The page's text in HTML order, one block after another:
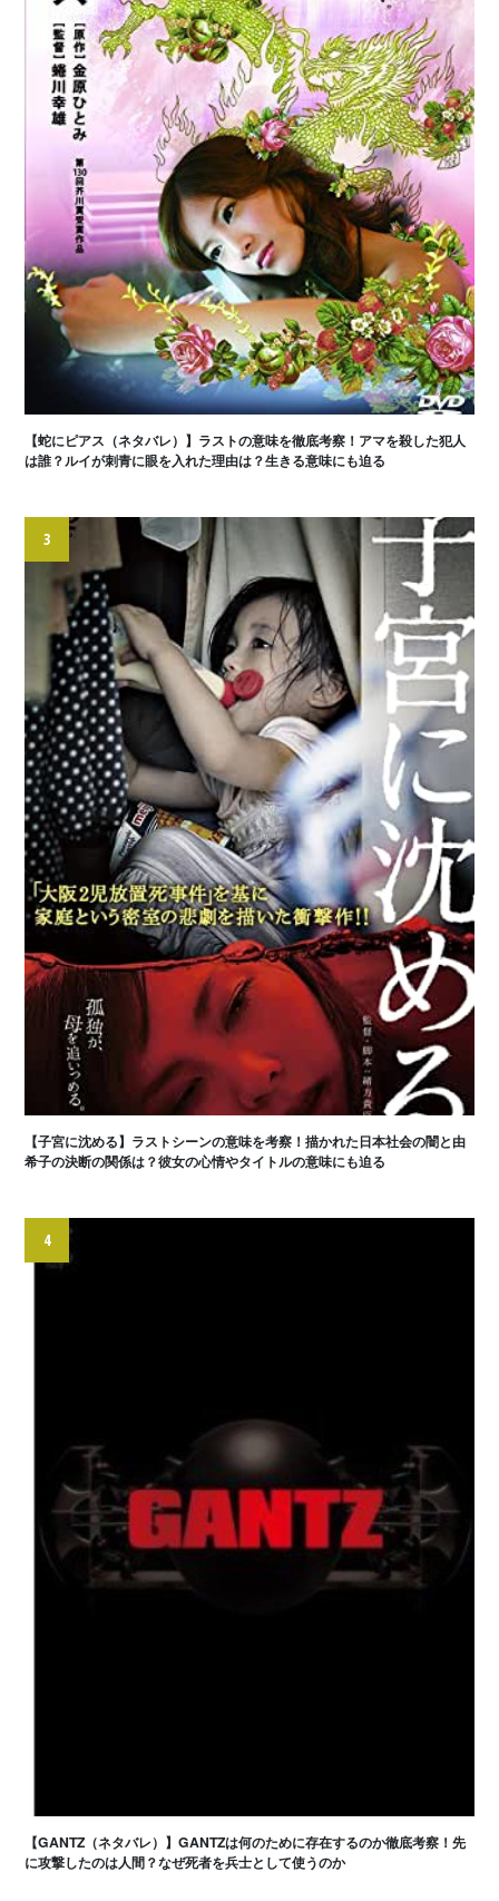
【蛇にピアス（ネタバレ）】ラストの意味を徹底考察！アマを殺した犯人
は誰？ルイが刺青に眼を入れた理由は？生きる意味にも迫る
3
【子宮に沈める】ラストシーンの意味を考察！描かれた日本社会の闇と由
希子の決断の関係は？彼女の心情やタイトルの意味にも迫る
4
【GANTZ（ネタバレ）】GANTZは何のために存在するのか徹底考察！先
に攻撃したのは人間？なぜ死者を兵士として使うのか